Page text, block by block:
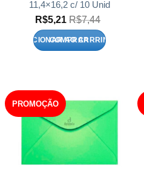
11,4×16,2 c/ 10 Unid
R$5,21 R$7,44
ADICIONAR AO CARRINHO
PROMOÇÃO